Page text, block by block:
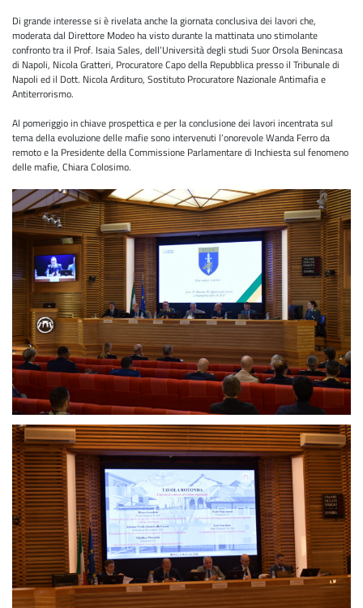
Di grande interesse si è rivelata anche la giornata conclusiva dei lavori che,
moderata dal Direttore Modeo ha visto durante la mattinata uno stimolante
confronto tra il Prof. Isaia Sales, dell’Università degli studi Suor Orsola Benincasa
di Napoli, Nicola Gratteri, Procuratore Capo della Repubblica presso il Tribunale di
Napoli ed il Dott. Nicola Ardituro, Sostituto Procuratore Nazionale Antimafia e
Antiterrorismo.
Al pomeriggio in chiave prospettica e per la conclusione dei lavori incentrata sul
tema della evoluzione delle mafie sono intervenuti l’onorevole Wanda Ferro da
remoto e la Presidente della Commissione Parlamentare di Inchiesta sul fenomeno
delle mafie, Chiara Colosimo.